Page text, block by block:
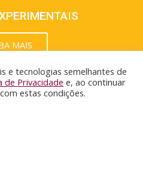
MAIS
e tecnologias semelhantes de
de Privacidade e, ao continuar
estas condições.